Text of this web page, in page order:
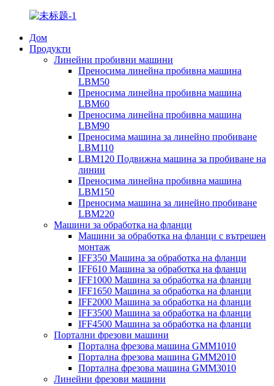
Дом
Продукти
Линейни пробивни машини
Преносима линейна пробивна машина
LBM50
Преносима линейна пробивна машина
LBM60
Преносима линейна пробивна машина
LBM90
Преносима машина за линейно пробиване
LBM110
LBM120 Подвижна машина за пробиване на
линии
Преносима линейна пробивна машина
LBM150
Преносима машина за линейно пробиване
LBM220
Машини за обработка на фланци
Машини за обработка на фланци с вътрешен
монтаж
IFF350 Машина за обработка на фланци
IFF610 Машина за обработка на фланци
IFF1000 Машина за обработка на фланци
IFF1650 Машина за обработка на фланци
IFF2000 Машина за обработка на фланци
IFF3500 Машина за обработка на фланци
IFF4500 Машина за обработка на фланци
Портални фрезови машини
Портална фрезова машина GMM1010
Портална фрезова машина GMM2010
Портална фрезова машина GMM3010
Линейни фрезови машини